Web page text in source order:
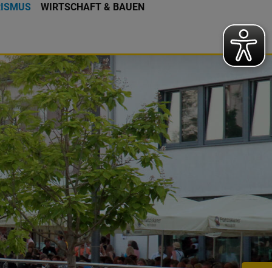
WIRTSCHAFT & BAUEN